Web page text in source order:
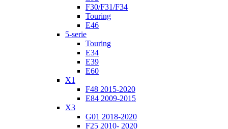
F30/F31/F34
Touring
E46
5-serie
Touring
E34
E39
E60
X1
F48 2015-2020
E84 2009-2015
X3
G01 2018-2020
F25 2010- 2020